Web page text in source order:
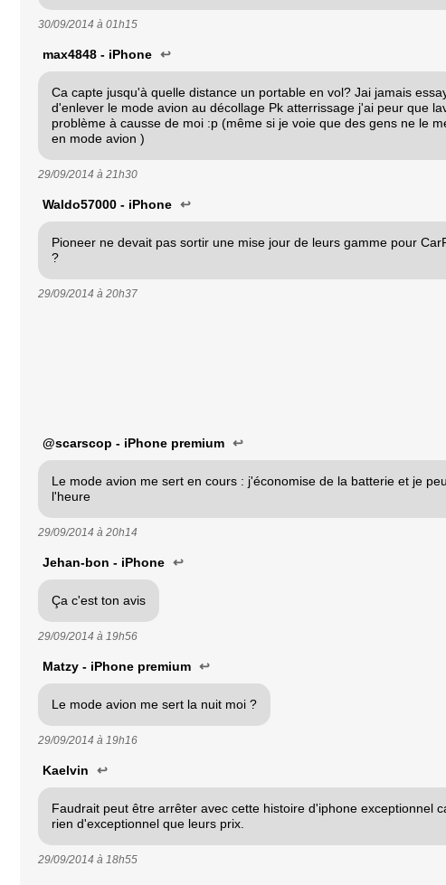
30/09/2014 à 01h15
max4848 - iPhone ↩
Ca capte jusqu'à quelle distance un portable en vol? Jai jamais
d'enlever le mode avion au décollage Pk atterrissage j'ai peur que
problème à causse de moi :p (même si je voie que des gens ne le
en mode avion )
29/09/2014 à 21h30
Waldo57000 - iPhone ↩
Pioneer ne devait pas sortir une mise jour de leurs gamme pour
?
29/09/2014 à 20h37
@scarscop - iPhone premium ↩
Le mode avion me sert en cours : j'économise de la batterie et je
l'heure
29/09/2014 à 20h14
Jehan-bon - iPhone ↩
Ça c'est ton avis
29/09/2014 à 19h56
Matzy - iPhone premium ↩
Le mode avion me sert la nuit moi ?
29/09/2014 à 19h16
Kaelvin ↩
Faudrait peut être arrêter avec cette histoire d'iphone exceptionnel
rien d'exceptionnel que leurs prix.
29/09/2014 à 18h55